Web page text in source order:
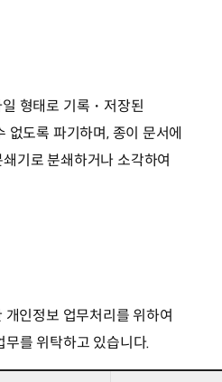
형태로 기록・저장된
없도록 파기하며, 종이 문서에
기로 분쇄하거나 소각하여
인정보 업무처리를 위하여
를 위탁하고 있습니다.